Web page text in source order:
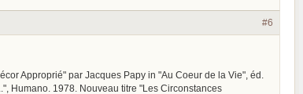
#6
Approprié" par Jacques Papy in "Au Coeur de la Vie", éd.
Humano. 1978. Nouveau titre "Les Circonstances